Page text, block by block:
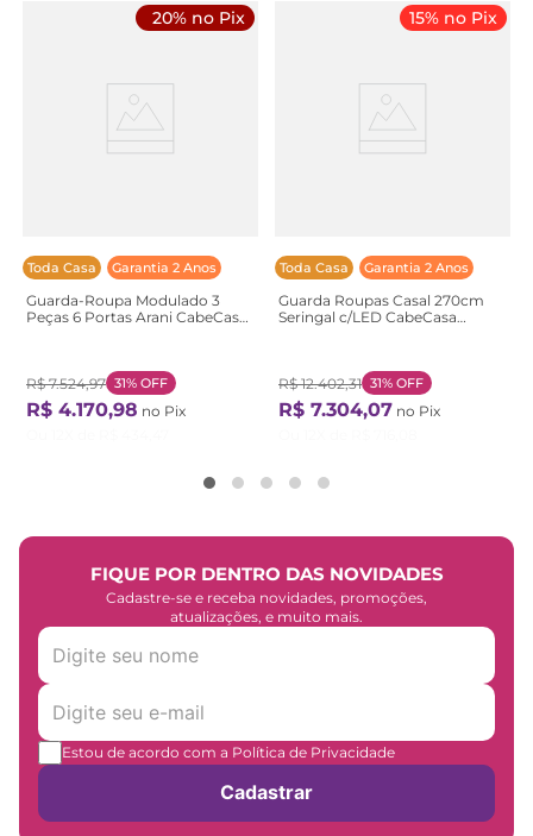
Toda Casa Garantia 2 Anos
20% no Pix
Guarda-Roupa Modulado 3
Peças 6 Portas Arani CabeCasa
R$ 7.524,97 31% OFF
R$ 4.170,98 no Pix
Toda Casa Garantia 2 Anos
15% no Pix
Guarda Roupas Casal 270cm
Seringal c/LED CabeCasa
R$ 12.402,31 31% OFF
R$ 7.304,07 no Pix
FIQUE POR DENTRO DAS NOVIDADES
Cadastre-se e receba novidades, promoções,
atualizações, e muito mais.
Estou de acordo com a Política de Privacidade
Cadastrar